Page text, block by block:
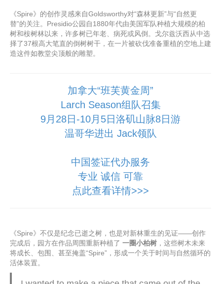
《Spire》的创作灵感来自Goldsworthy对“森林更新”与“自然更
替”的关注。Presidio公园自1880年代由美国军队种植大规模的柏
树和桉树林以来，许多树已年老、病死或风倒。戈尔兹沃西从中选
择了37根高大笔直的倒树树干，在一片被砍伐准备重植的空地上建
造这件如教堂尖顶般的雕塑。
加拿大“班芙黄金周”
Larch Season组队召集
9月28日-10月5日洛矶山脉8日游
温哥华进出 Jack领队
中国签证代办服务
专业 诚信 可靠
点此查看详情>>>
《Spire》不仅是纪念已逝之树，也是对新林重生的见证——创作
完成后，园方在作品周围重新种植了 一圈小柏树 ，这些树木未来
将成长、包围、甚至掩盖“Spire”，形成一个关于时间与自然循环的
活体装置。